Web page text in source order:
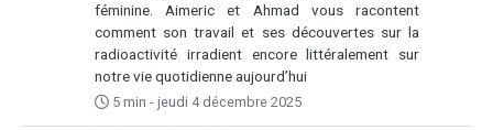
féminine. Aimeric et Ahmad vous racontent
comment son travail et ses découvertes sur la
radioactivité irradient encore littéralement sur
notre vie quotidienne aujourd’hui
5 min - jeudi 4 décembre 2025